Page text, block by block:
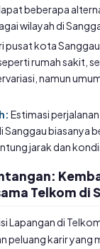
beberapa
wilayah di
pusat kota
rumah sakit,
namun
Estimasi
Sanggau biasanya
jarak dan
Telkom di
Lapangan di
peluang karir yang